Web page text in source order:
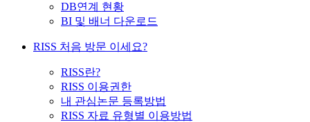
DB연계 현황
BI 및 배너 다운로드
RISS 처음 방문 이세요?
RISS란?
RISS 이용권한
내 관심논문 등록방법
RISS 자료 유형별 이용방법